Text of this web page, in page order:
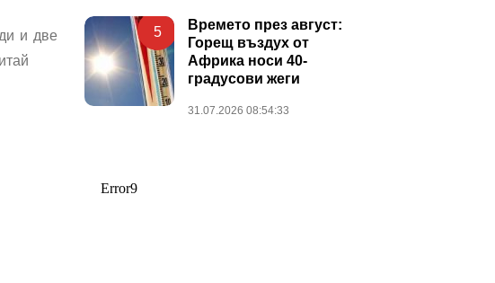
и две
5
Времето през август:
Горещ въздух от
Африка носи 40-
градусови жеги
31.07.2026 08:54:33